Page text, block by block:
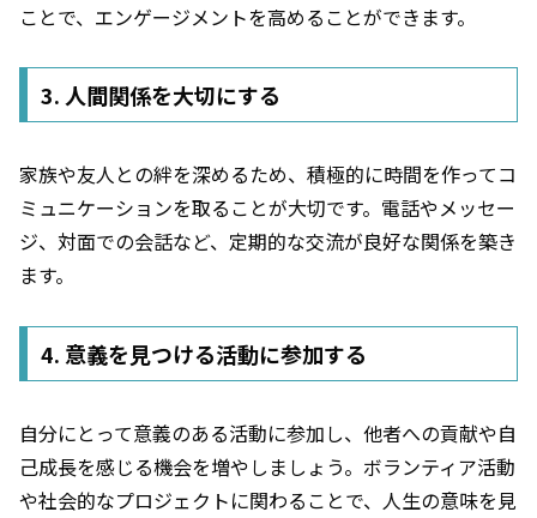
ことで、エンゲージメントを高めることができます。
3. 人間関係を大切にする
家族や友人との絆を深めるため、積極的に時間を作ってコ
ミュニケーションを取ることが大切です。電話やメッセー
ジ、対面での会話など、定期的な交流が良好な関係を築き
ます。
4. 意義を見つける活動に参加する
自分にとって意義のある活動に参加し、他者への貢献や自
己成長を感じる機会を増やしましょう。ボランティア活動
や社会的なプロジェクトに関わることで、人生の意味を見